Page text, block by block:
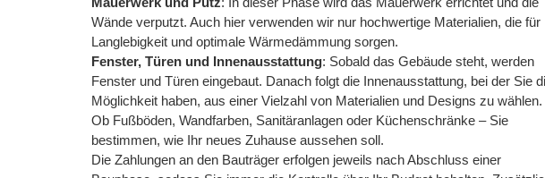
Wände verputzt. Auch hier verwenden wir nur hochwertige Materialien, die für
Langlebigkeit und optimale Wärmedämmung sorgen.
Fenster, Türen und Innenausstattung: Sobald das Gebäude steht, werden
Fenster und Türen eingebaut. Danach folgt die Innenausstattung, bei der Sie
Möglichkeit haben, aus einer Vielzahl von Materialien und Designs zu wählen.
Ob Fußböden, Wandfarben, Sanitäranlagen oder Küchenschränke – Sie
bestimmen, wie Ihr neues Zuhause aussehen soll.
Die Zahlungen an den Bauträger erfolgen jeweils nach Abschluss einer